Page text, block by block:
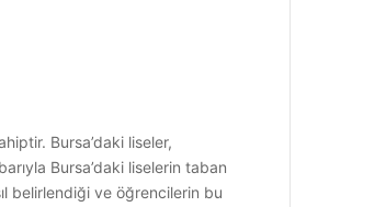
Bursa’daki liseler,
Bursa’daki liselerin taban
belirlendiği ve öğrencilerin bu